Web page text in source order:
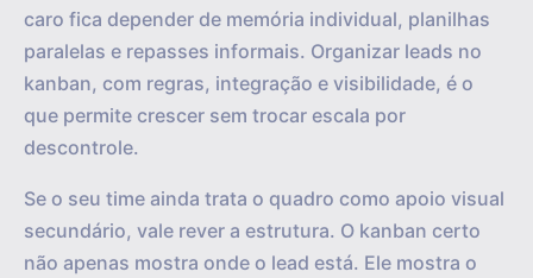
caro fica depender de memória individual, planilhas
paralelas e repasses informais. Organizar leads no
kanban, com regras, integração e visibilidade, é o
que permite crescer sem trocar escala por
descontrole.
Se o seu time ainda trata o quadro como apoio visual
secundário, vale rever a estrutura. O kanban certo
não apenas mostra onde o lead está. Ele mostra o